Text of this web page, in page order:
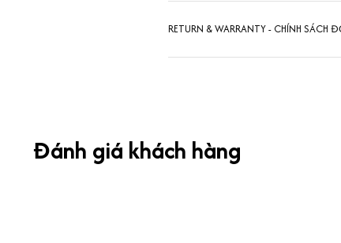
RETURN & WARRANTY - CHÍNH SÁCH
Đánh giá khách hàng